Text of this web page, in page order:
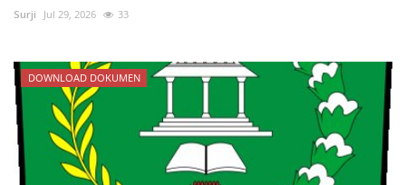
Surji Jul 29, 2026 33
DOWNLOAD DOKUMEN